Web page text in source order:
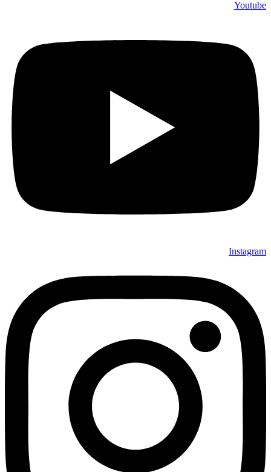
Youtube
Instagram